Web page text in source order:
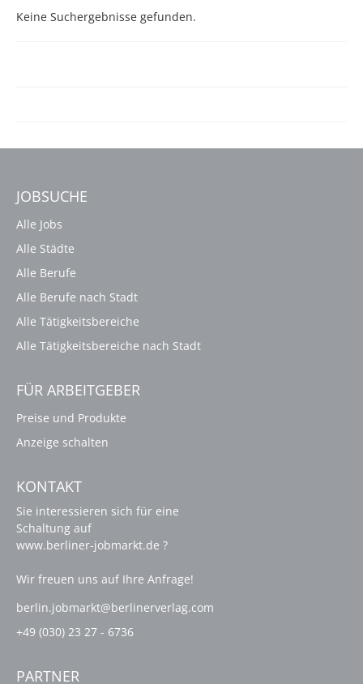
Keine Suchergebnisse gefunden.
JOBSUCHE
Alle Jobs
Alle Städte
Alle Berufe
Alle Berufe nach Stadt
Alle Tätigkeitsbereiche
Alle Tätigkeitsbereiche nach Stadt
FÜR ARBEITGEBER
Preise und Produkte
Anzeige schalten
KONTAKT
Sie interessieren sich für eine
Schaltung auf
www.berliner-jobmarkt.de ?
Wir freuen uns auf Ihre Anfrage!
berlin.jobmarkt@berlinerverlag.com
+49 (030) 23 27 - 6736
PARTNER